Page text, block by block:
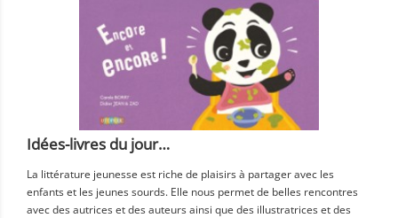
Idées-livres du jour…
La littérature jeunesse est riche de plaisirs à partager avec les
enfants et les jeunes sourds. Elle nous permet de belles rencontres
avec des autrices et des auteurs ainsi que des illustratrices et des